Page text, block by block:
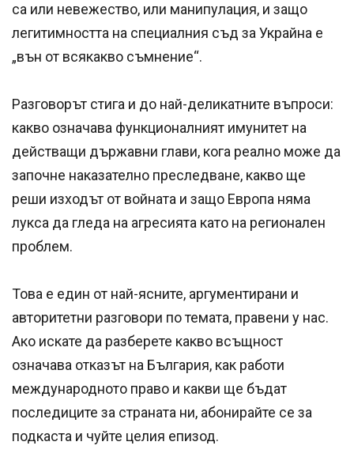
са или невежество, или манипулация, и защо
легитимността на специалния съд за Украйна е
„вън от всякакво съмнение“.
Разговорът стига и до най-деликатните въпроси:
какво означава функционалният имунитет на
действащи държавни глави, кога реално може да
започне наказателно преследване, какво ще
реши изходът от войната и защо Европа няма
лукса да гледа на агресията като на регионален
проблем.
Това е един от най-ясните, аргументирани и
авторитетни разговори по темата, правени у нас.
Ако искате да разберете какво всъщност
означава отказът на България, как работи
международното право и какви ще бъдат
последиците за страната ни, абонирайте се за
подкаста и чуйте целия епизод.